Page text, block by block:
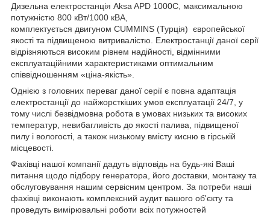
Дизельна електростанція Aksa APD 1000C, максимальною
потужністю 800 кВт/1000 кВА,
комплектується двигуном CUMMINS (Турція) європейської
якості та підвищеною витривалістю. Електростанції даної серії
відрізняються високим рівнем надійності, відмінними
експлуатаційними характеристиками оптимальним
співвідношенням «ціна-якість».
Однією з головних переваг даної серії є повна адаптація
електростанції до найжорсткіших умов експлуатації 24/7, у
тому числі безвідмовна робота в умовах низьких та високих
температур, невибагливість до якості палива, підвищеної
пилу і вологості, а також низькому вмісту кисню в гірській
місцевості.
Фахівці нашої компанії дадуть відповідь на будь-які Ваші
питання щодо підбору генератора, його доставки, монтажу та
обслуговування нашим сервісним центром. За потреби наші
фахівці виконають комплексний аудит вашого об'єкту та
проведуть вимірювальні роботи всіх потужностей